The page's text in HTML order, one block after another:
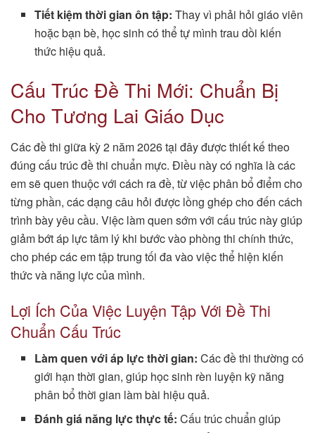
Tiết kiệm thời gian ôn tập: Thay vì phải hỏi giáo viên
hoặc bạn bè, học sinh có thể tự mình trau dồi kiến
thức hiệu quả.
Cấu Trúc Đề Thi Mới: Chuẩn Bị
Cho Tương Lai Giáo Dục
Các đề thi giữa kỳ 2 năm 2026 tại đây được thiết kế theo
đúng cấu trúc đề thi chuẩn mực. Điều này có nghĩa là các
em sẽ quen thuộc với cách ra đề, từ việc phân bổ điểm cho
từng phần, các dạng câu hỏi được lồng ghép cho đến cách
trình bày yêu cầu. Việc làm quen sớm với cấu trúc này giúp
giảm bớt áp lực tâm lý khi bước vào phòng thi chính thức,
cho phép các em tập trung tối đa vào việc thể hiện kiến
thức và năng lực của mình.
Lợi Ích Của Việc Luyện Tập Với Đề Thi
Chuẩn Cấu Trúc
Làm quen với áp lực thời gian: Các đề thi thường có
giới hạn thời gian, giúp học sinh rèn luyện kỹ năng
phân bổ thời gian làm bài hiệu quả.
Đánh giá năng lực thực tế: Cấu trúc chuẩn giúp